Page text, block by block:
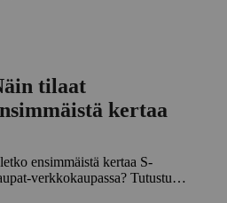
tilaat
kertaa
ensimmäistä kertaa S-
verkkokaupassa? Tutustu